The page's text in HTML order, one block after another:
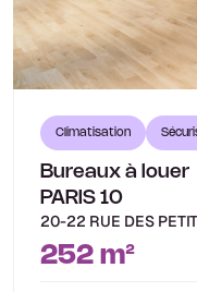
Climatisation
Bureaux à louer
PARIS 10
20-22 RUE DES
252 m²